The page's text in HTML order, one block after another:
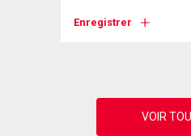
Enregistrer